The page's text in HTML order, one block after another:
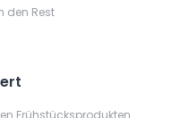
den Rest
Frühstücksprodukten